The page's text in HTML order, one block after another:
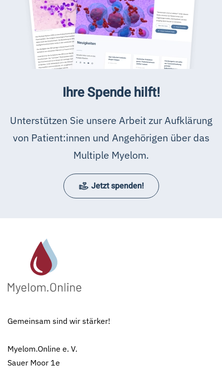
Ihre Spende hilft!
Unterstützen Sie unsere Arbeit zur Aufklärung
von Patient:innen und Angehörigen über das
Multiple Myelom.
Jetzt spenden!
Gemeinsam sind wir stärker!
Myelom.Online e. V.
Sauer Moor 1e